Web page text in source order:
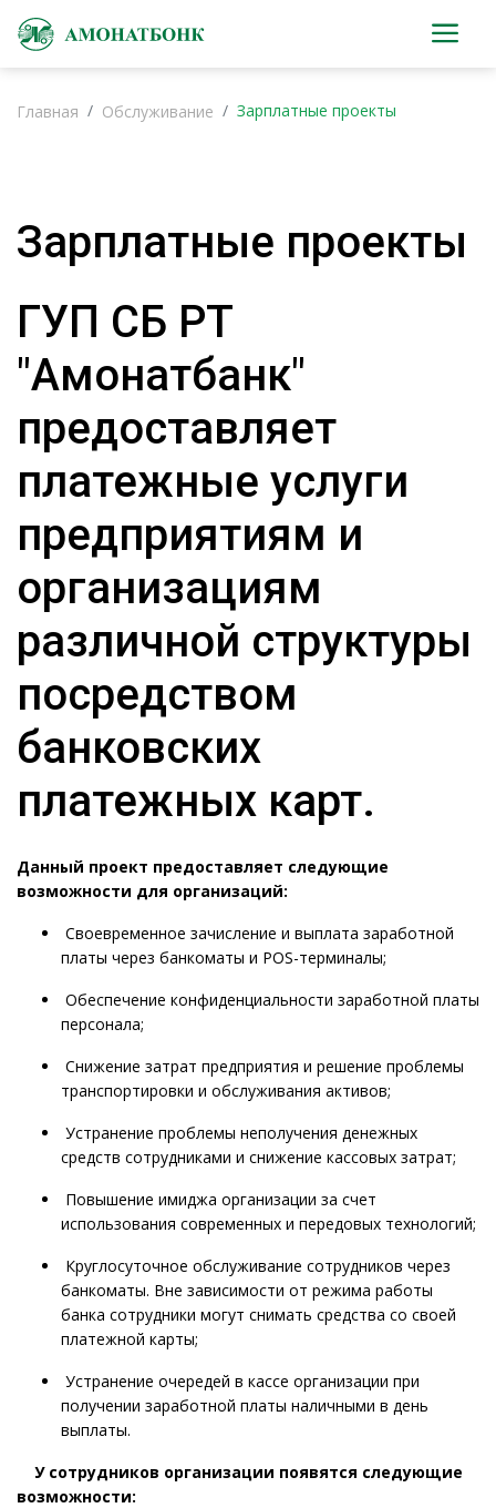
Главная Обслуживание Зарплатные проекты
Зарплатные проекты
ГУП СБ РТ
"Амонатбанк"
предоставляет
платежные услуги
предприятиям и
организациям
различной структуры
посредством
банковских
платежных карт.
Данный проект предоставляет следующие
возможности для организаций:
Своевременное зачисление и выплата заработной
платы через банкоматы и POS-терминалы;
Обеспечение конфиденциальности заработной платы
персонала;
Снижение затрат предприятия и решение проблемы
транспортировки и обслуживания активов;
Устранение проблемы неполучения денежных
средств сотрудниками и снижение кассовых затрат;
Повышение имиджа организации за счет
использования современных и передовых технологий;
Круглосуточное обслуживание сотрудников через
банкоматы. Вне зависимости от режима работы
банка сотрудники могут снимать средства со своей
платежной карты;
Устранение очередей в кассе организации при
получении заработной платы наличными в день
выплаты.
У сотрудников организации появятся следующие
возможности: